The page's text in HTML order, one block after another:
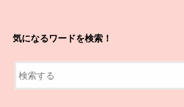
気になるワードを検索！